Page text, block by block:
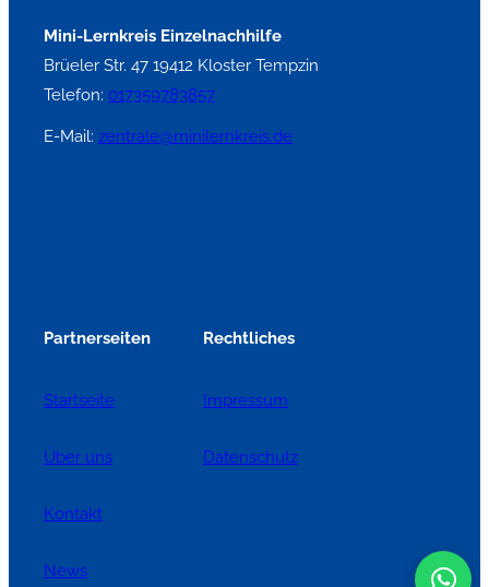
Mini-Lernkreis Einzelnachhilfe
Brüeler Str. 47 19412 Kloster Tempzin
Telefon: 017359783857
E-Mail: zentrale@minilernkreis.de
Partnerseiten
Startseite
Über uns
Kontakt
News
Rechtliches
Impressum
Datenschutz